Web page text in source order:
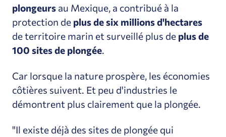
plongeursau Mexique, a contribué à la
protection de plus de six millions d'hectares
de territoire marin et surveillé plus de plus de
100 sites de plongée.
Car lorsque la nature prospère, les économies
côtières suivent. Et peu d'industries le
démontrent plus clairement que la plongée.
"Il existe déjà des sites de plongée qui